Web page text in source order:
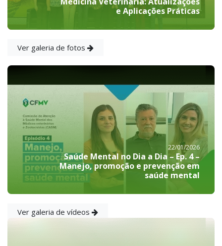
e Aplicações Práticas
Ver galeria de fotos
22/01/2026
Saúde Mental no Dia a Dia – Ep. 4 –
Manejo, promoção e prevenção em
saúde mental
Ver galeria de vídeos